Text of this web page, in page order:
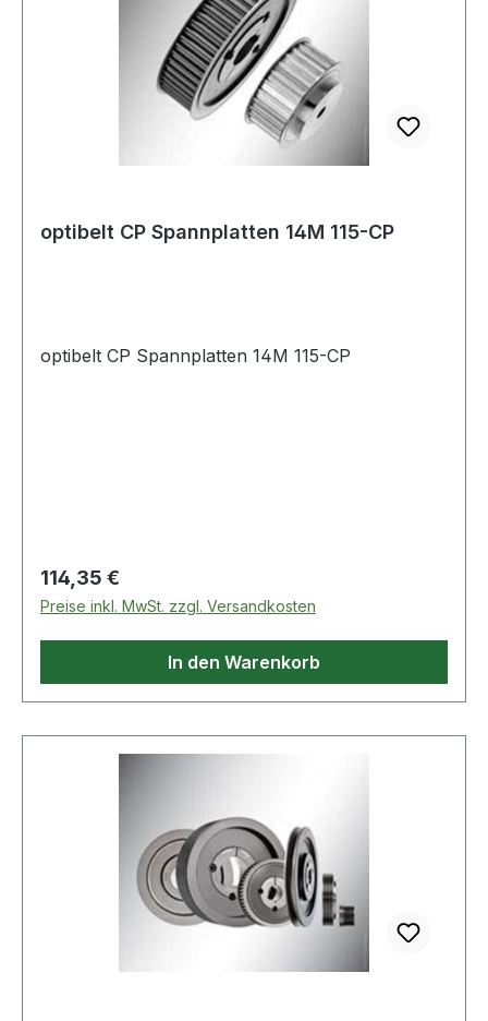
optibelt CP Spannplatten 14M 115-CP
optibelt CP Spannplatten 14M 115-CP
Regulärer Preis:
114,35 €
Preise inkl. MwSt. zzgl. Versandkosten
In den Warenkorb